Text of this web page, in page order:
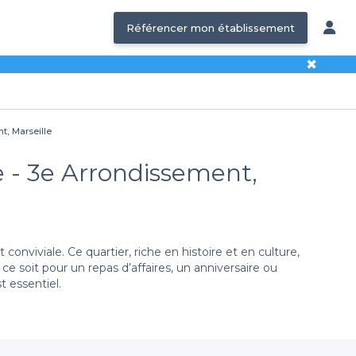
Référencer mon établissement
✖
Marseille
3e Arrondissement,
Ce quartier, riche en histoire et en culture,
soit pour un repas d’affaires, un anniversaire ou
essentiel.
n’a jamais été aussi simple. Nous vous proposons